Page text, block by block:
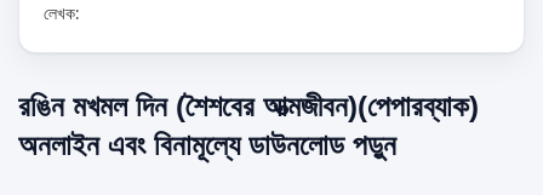
লেখক:
রঙিন মখমল দিন (শৈশবের আত্মজীবন)(পেপারব্যাক)
অনলাইন এবং বিনামূল্যে ডাউনলোড পড়ুন